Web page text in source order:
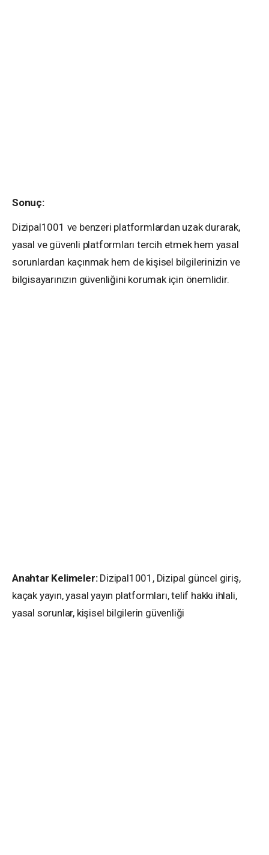
Sonuç:
Dizipal1001 ve benzeri platformlardan uzak durarak,
yasal ve güvenli platformları tercih etmek hem yasal
sorunlardan kaçınmak hem de kişisel bilgilerinizin ve
bilgisayarınızın güvenliğini korumak için önemlidir.
Anahtar Kelimeler:Dizipal1001, Dizipal güncel giriş,
kaçak yayın, yasal yayın platformları, telif hakkı ihlali,
yasal sorunlar, kişisel bilgilerin güvenliği